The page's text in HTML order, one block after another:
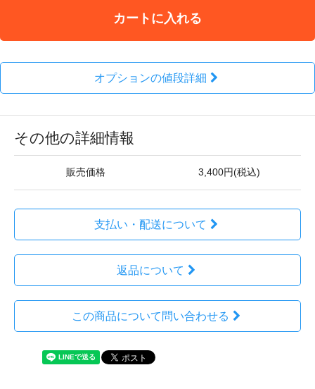
カートに入れる
オプションの値段詳細
その他の詳細情報
販売価格 3,400円(税込)
支払い・配送について
返品について
この商品について問い合わせる